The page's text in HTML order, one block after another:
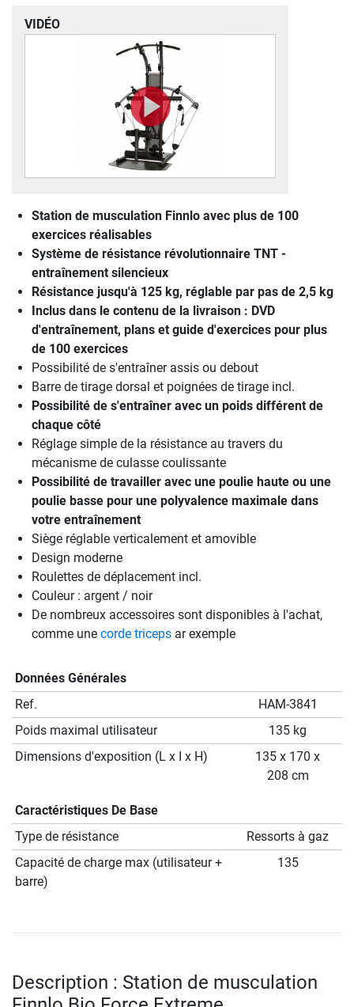
VIDÉO
Station de musculation Finnlo avec plus de 100
exercices réalisables
Système de résistance révolutionnaire TNT -
entraînement silencieux
Résistance jusqu'à 125 kg, réglable par pas de 2,5 kg
Inclus dans le contenu de la livraison : DVD
d'entraînement, plans et guide d'exercices pour plus
de 100 exercices
Possibilité de s'entraîner assis ou debout
Barre de tirage dorsal et poignées de tirage incl.
Possibilité de s'entraîner avec un poids différent de
chaque côté
Réglage simple de la résistance au travers du
mécanisme de culasse coulissante
Possibilité de travailler avec une poulie haute ou une
poulie basse pour une polyvalence maximale dans
votre entraînement
Siège réglable verticalement et amovible
Design moderne
Roulettes de déplacement incl.
Couleur : argent / noir
De nombreux accessoires sont disponibles à l'achat,
comme une corde triceps ar exemple
Données Générales
Ref.
HAM-3841
Poids maximal utilisateur
135 kg
Dimensions d'exposition (L x I x H)
135 x 170 x
208 cm
Caractéristiques De Base
Type de résistance
Ressorts à gaz
Capacité de charge max (utilisateur +
barre)
135
Description : Station de musculation